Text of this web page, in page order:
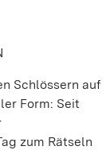
Schlössern auf
Form: Seit
zum Rätseln